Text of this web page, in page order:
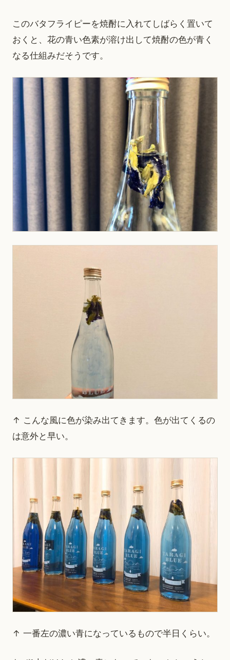
このバタフライピーを焼酎に入れてしばらく置いて
おくと、花の青い色素が溶け出して焼酎の色が青く
なる仕組みだそうです。
↑ こんな風に色が染み出てきます。色が出てくるの
は意外と早い。
↑ 一番左の濃い青になっているもので半日くらい。